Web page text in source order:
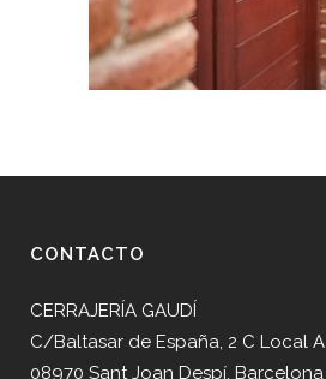
CONTACTO
CERRAJERÍA GAUDÍ
C/Baltasar de España, 2 C Local A
08970 Sant Joan Despí, Barcelona